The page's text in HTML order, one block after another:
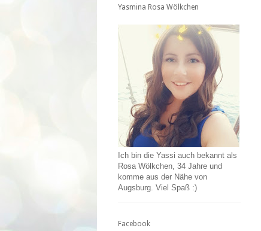
Yasmina Rosa Wölkchen
Ich bin die Yassi auch bekannt als
Rosa Wölkchen, 34 Jahre und
komme aus der Nähe von
Augsburg. Viel Spaß :)
Facebook